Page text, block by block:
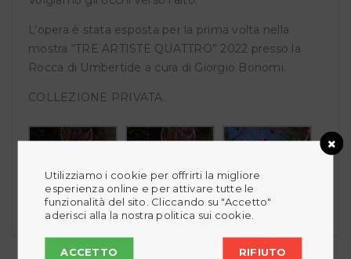
L’opera è stata esposta per la prima volta nella
mostra “TRE ARTISTE QUATTRO” 2022 presso la
Rocca di Umbertide a cura di Giorgio Bonomi.
COLLEZIONE PRIVATA.
Utilizziamo i cookie per offrirti la migliore
esperienza online e per attivare tutte le
funzionalità del sito. Cliccando su "Accetto"
aderisci alla la nostra politica sui cookie.
ACCETTO RIFIUTO